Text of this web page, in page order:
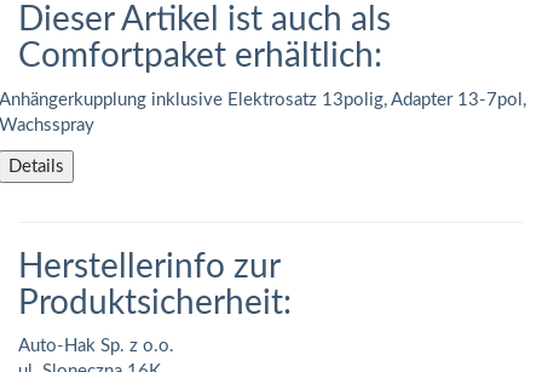
Dieser Artikel ist auch als
Comfortpaket erhältlich:
Anhängerkupplung inklusive Elektrosatz 13polig, Adapter 13-7pol,
Wachsspray
Details
Herstellerinfo zur
Produktsicherheit:
Auto-Hak Sp. z o.o.